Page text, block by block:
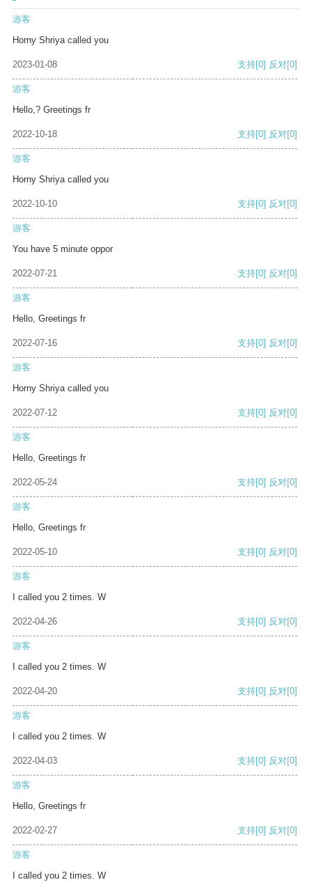
游客
Horny Shriya called you
2023-01-08 支持[0] 反对[0]
游客
Hello,? Greetings fr
2022-10-18 支持[0] 反对[0]
游客
Horny Shriya called you
2022-10-10 支持[0] 反对[0]
游客
You have 5 minute oppor
2022-07-21 支持[0] 反对[0]
游客
Hello, Greetings fr
2022-07-16 支持[0] 反对[0]
游客
Horny Shriya called you
2022-07-12 支持[0] 反对[0]
游客
Hello, Greetings fr
2022-05-24 支持[0] 反对[0]
游客
Hello, Greetings fr
2022-05-10 支持[0] 反对[0]
游客
I called you 2 times. W
2022-04-26 支持[0] 反对[0]
游客
I called you 2 times. W
2022-04-20 支持[0] 反对[0]
游客
I called you 2 times. W
2022-04-03 支持[0] 反对[0]
游客
Hello, Greetings fr
2022-02-27 支持[0] 反对[0]
游客
I called you 2 times. W